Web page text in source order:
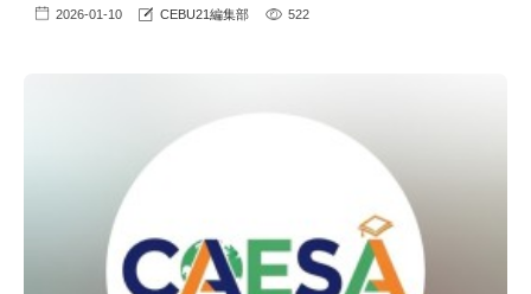
2026-01-10 CEBU21編集部 522